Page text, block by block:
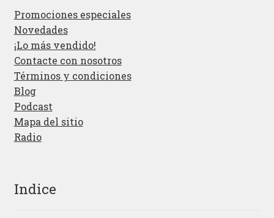
Promociones especiales
Novedades
¡Lo más vendido!
Contacte con nosotros
Términos y condiciones
Blog
Podcast
Mapa del sitio
Radio
Indice